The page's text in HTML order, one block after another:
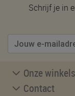
Schrijf je in
Onze winkels
Contact